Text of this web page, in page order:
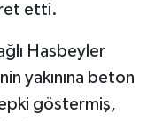
etti.
Hasbeyler
yakınına beton
göstermiş,